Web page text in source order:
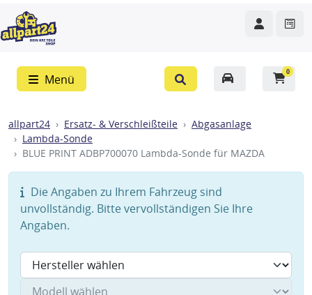
Menü
0
allpart24 Ersatz- & Verschleißteile
Abgasanlage
Lambda-Sonde
BLUE PRINT ADBP700070 Lambda-Sonde für MAZDA
Die Angaben zu Ihrem Fahrzeug sind
unvollständig. Bitte vervollständigen Sie Ihre
Angaben.